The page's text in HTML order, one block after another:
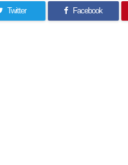
Twitter Facebook